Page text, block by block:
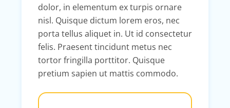
dolor, in elementum ex turpis ornare
nisl. Quisque dictum lorem eros, nec
porta tellus aliquet in. Ut id consectetur
felis. Praesent tincidunt metus nec
tortor fringilla porttitor. Quisque
pretium sapien ut mattis commodo.